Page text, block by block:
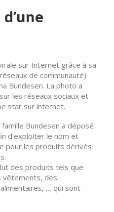
sur Internet grâce à sa
de communauté)
Bundesen. La photo a
les réseaux sociaux et
star sur internet.
Bundesen a déposé
d’exploiter le nom et
pour les produits dérivés
des produits tels que
vêtements, des
… qui sont